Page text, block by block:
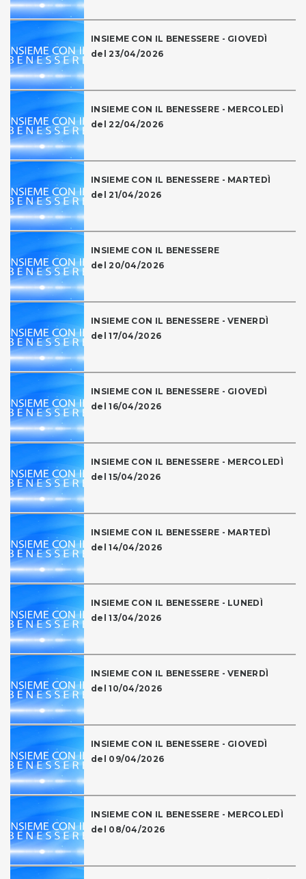
INSIEME CON IL BENESSERE - GIOVEDÌ
del 23/04/2026
INSIEME CON IL BENESSERE - MERCOLEDÌ
del 22/04/2026
INSIEME CON IL BENESSERE - MARTEDÌ
del 21/04/2026
INSIEME CON IL BENESSERE
del 20/04/2026
INSIEME CON IL BENESSERE - VENERDÌ
del 17/04/2026
INSIEME CON IL BENESSERE - GIOVEDÌ
del 16/04/2026
INSIEME CON IL BENESSERE - MERCOLEDÌ
del 15/04/2026
INSIEME CON IL BENESSERE - MARTEDÌ
del 14/04/2026
INSIEME CON IL BENESSERE - LUNEDÌ
del 13/04/2026
INSIEME CON IL BENESSERE - VENERDÌ
del 10/04/2026
INSIEME CON IL BENESSERE - GIOVEDÌ
del 09/04/2026
INSIEME CON IL BENESSERE - MERCOLEDÌ
del 08/04/2026